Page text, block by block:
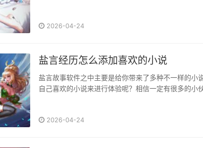
2026-04-24
盐言经历怎么添加喜欢的小说
盐言故事软件之中主要是给你带来了多种不一样的小
自己喜欢的小说来进行体验呢？相信一定有很多的小
2026-04-24